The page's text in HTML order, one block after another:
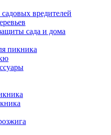
вредителей
сада и дома
пикника